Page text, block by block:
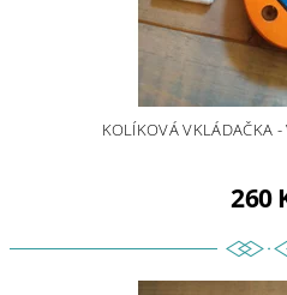
KOLÍKOVÁ VKLÁDAČKA -
260